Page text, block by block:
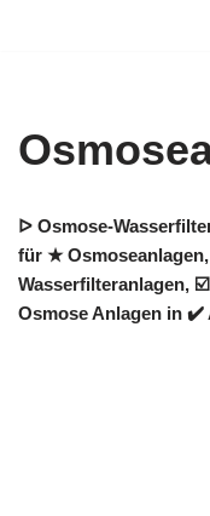
ᐅ Osmose-
für ★
Wasserfilteranlagen,
Osmose Anlagen in